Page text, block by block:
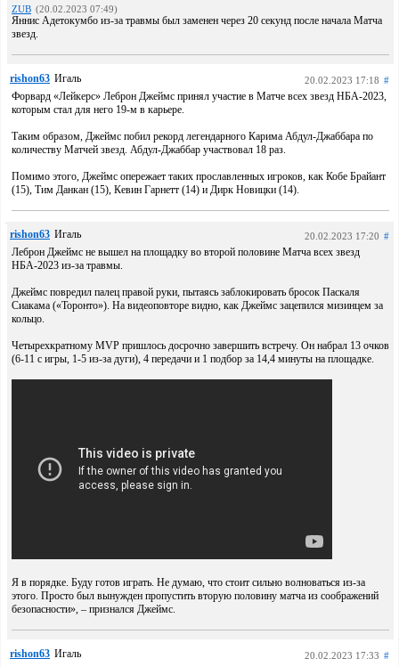
ZUB (20.02.2023 07:49)
Яннис Адетокумбо из-за травмы был заменен через 20 секунд после начала Матча
звезд.
rishon63 Игаль 20.02.2023 17:18 #
Форвард «Лейкерс» Леброн Джеймс принял участие в Матче всех звезд НБА-2023,
которым стал для него 19-м в карьере.
Таким образом, Джеймс побил рекорд легендарного Карима Абдул-Джаббара по
количеству Матчей звезд. Абдул-Джаббар участвовал 18 раз.
Помимо этого, Джеймс опережает таких прославленных игроков, как Кобе Брайант
(15), Тим Данкан (15), Кевин Гарнетт (14) и Дирк Новицки (14).
rishon63 Игаль 20.02.2023 17:20 #
Леброн Джеймс не вышел на площадку во второй половине Матча всех звезд
НБА-2023 из-за травмы.
Джеймс повредил палец правой руки, пытаясь заблокировать бросок Паскаля
Сиакама («Торонто»). На видеоповторе видно, как Джеймс зацепился мизинцем за
кольцо.
Четырехкратному MVP пришлось досрочно завершить встречу. Он набрал 13 очков
(6-11 с игры, 1-5 из-за дуги), 4 передачи и 1 подбор за 14,4 минуты на площадке.
Я в порядке. Буду готов играть. Не думаю, что стоит сильно волноваться из-за
этого. Просто был вынужден пропустить вторую половину матча из соображений
безопасности», – признался Джеймс.
rishon63 Игаль 20.02.2023 17:33 #